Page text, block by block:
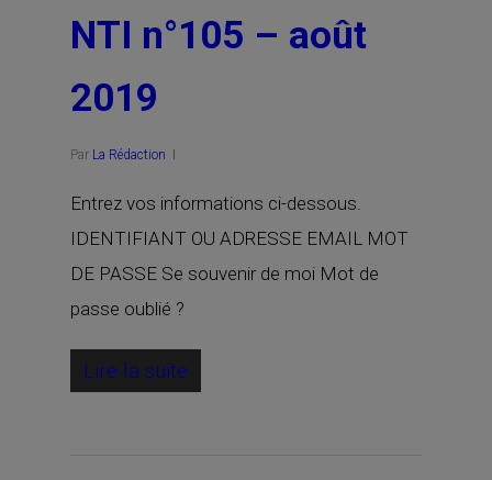
NTI n°105 – août
2019
Par La Rédaction
Entrez vos informations ci-dessous.
IDENTIFIANT OU ADRESSE EMAIL MOT
DE PASSE Se souvenir de moi Mot de
passe oublié ?
Lire la suite